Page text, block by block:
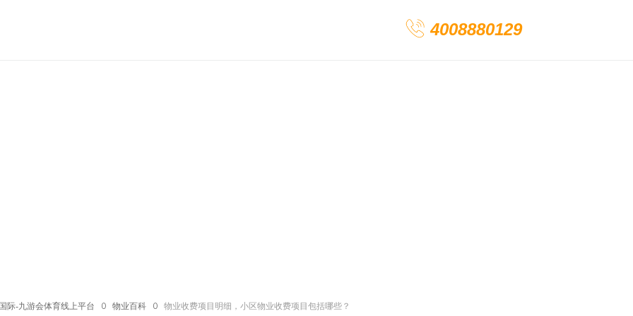
4008880129
际-九游会体育线上平台 ꄲ 物业百科 ꄲ 物业收费项目明细，小区物业收费项目包括哪些？